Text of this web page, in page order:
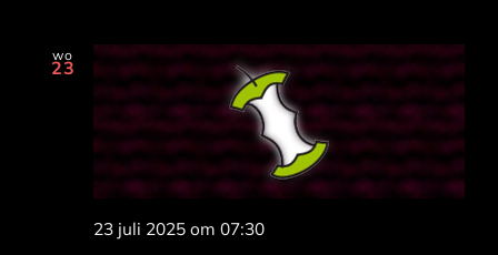
wo
23
23 juli 2025 om 07:30